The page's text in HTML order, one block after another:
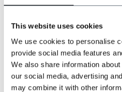
This website uses cookies
We use cookies to personalise
provide social media features
We also share information
our social media, advertising
may combine it with other
Klantenservice:
+31 528233787
sales@shelbybrothers.com